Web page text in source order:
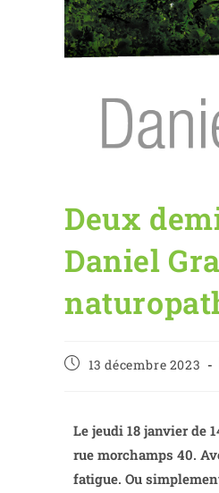
Deux
Daniel
13 décembre 2023
Le jeudi 18 janvier de
rue morchamps 40.
fatigue. Ou